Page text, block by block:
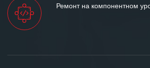
Ремонт на компонентном